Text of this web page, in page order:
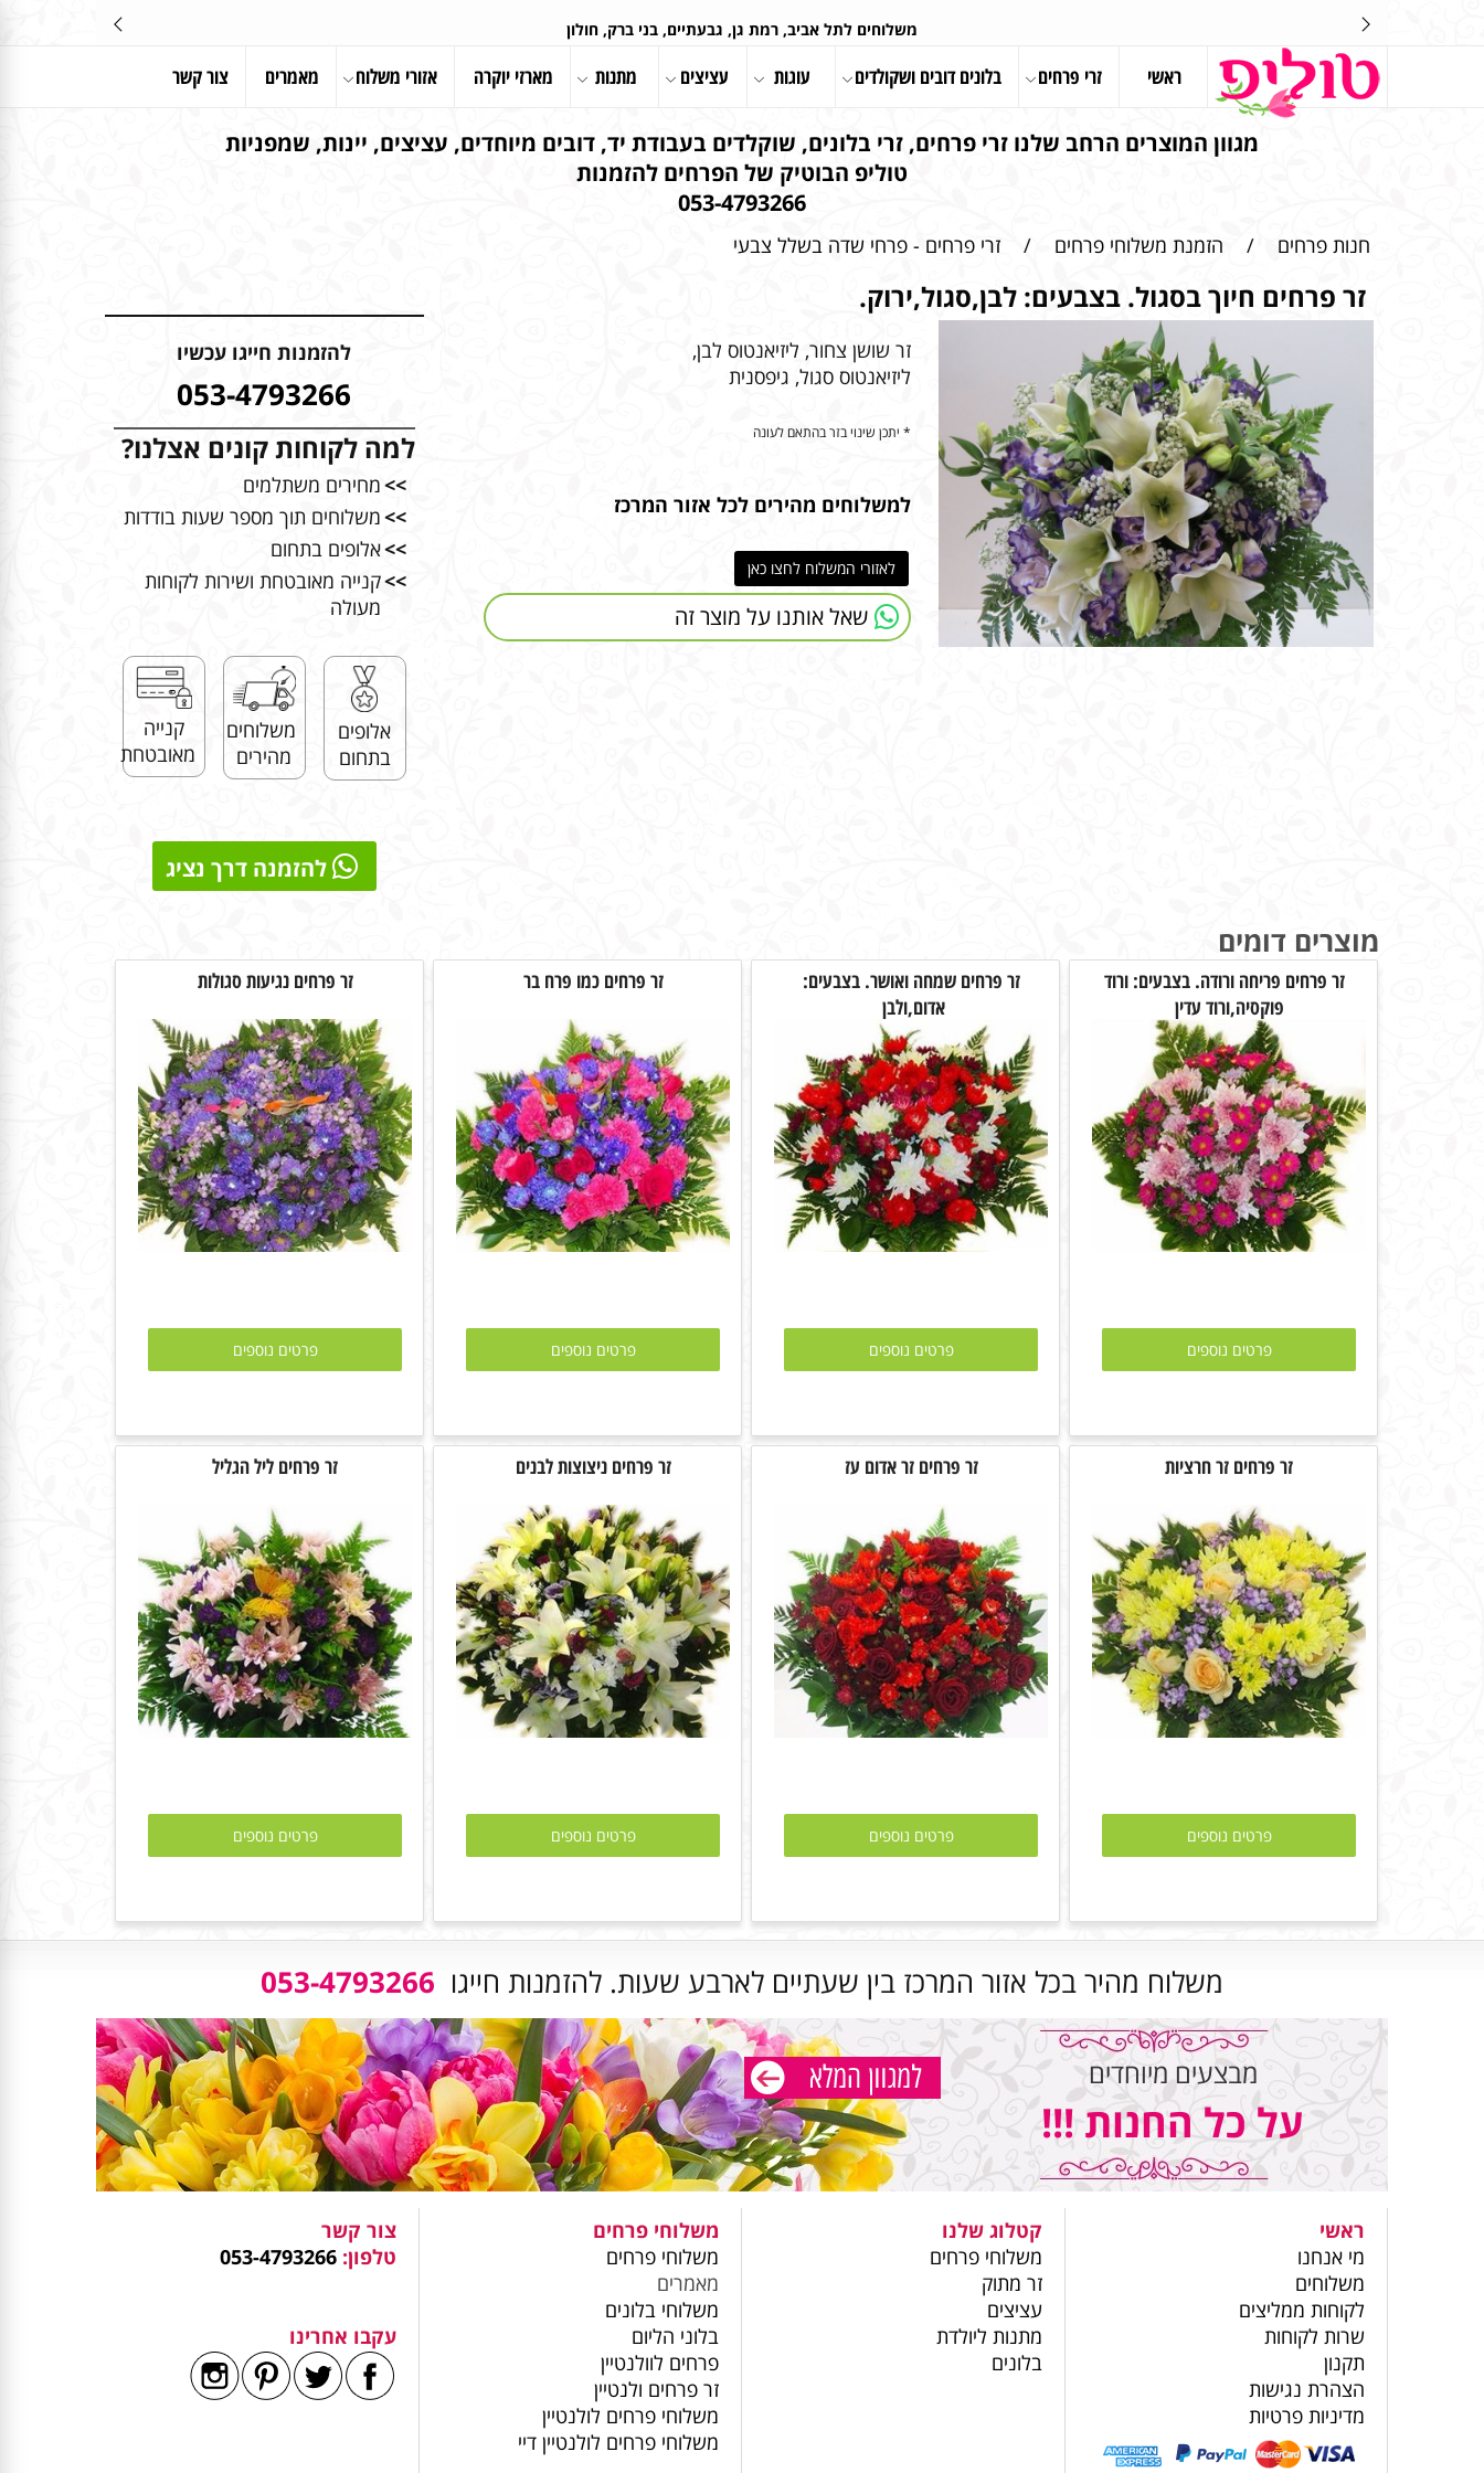
משלוחים לתל אביב, רמת גן, גבעתיים, בני ברק, חולון
ראשי זרי פרחים בלונים דובים ושקולדים עוגות עציצים מתנות מארזי יוקרה אזורי משלוח מאמרים צור קשר
מגוון המוצרים הרחב שלנו זרי פרחים, זרי בלונים, שוקלדים בעבודת יד, דובים מיוחדים, עציצים, יינות, שמפניות
טוליפ הבוטיק של הפרחים להזמנות
053-4793266
חנות פרחים / הזמנת משלוחי פרחים / זרי פרחים - פרחי שדה בשלל צבעי
זר פרחים חיוך בסגול. בצבעים: לבן,סגול,ירוק.
זר שושן צחור, ליזיאנטוס לבן,
ליזיאנטוס סגול, גיפסנית
* יתכן שינוי בזר בהתאם לעונה
למשלוחים מהירים לכל אזור המרכז
לאזורי המשלוח לחצו כאן
שאל אותנו על מוצר זה
להזמנות חייגו עכשיו
053-4793266
למה לקוחות קונים אצלנו?
>>מחירים משתלמים
>>משלוחים תוך מספר שעות בודדות
>>אלופים בתחום
>>קנייה מאובטחת ושירות לקוחות
מעולה
אלופים
בתחום
משלוחים
מהירים
קנייה
מאובטחת
להזמנה דרך נציג
מוצרים דומים
זר פרחים פריחה ורודה. בצבעים: ורוד
פוקסיה,ורוד עדין
פרטים נוספים
זר פרחים שמחה ואושר. בצבעים:
אדום,ולבן
פרטים נוספים
זר פרחים כמו פרח בר
פרטים נוספים
זר פרחים נגיעות סגולות
פרטים נוספים
זר פרחים זר חרציות
פרטים נוספים
זר פרחים זר אדום עז
פרטים נוספים
זר פרחים ניצוצות לבנים
פרטים נוספים
זר פרחים ליל הגליל
פרטים נוספים
משלוח מהיר בכל אזור המרכז בין שעתיים לארבע שעות. להזמנות חייגו 053-4793266
מבצעים מיוחדים
על כל החנות !!!
ראשי
מי אנחנו
משלוחים
לקוחות ממליצים
שרות לקוחות
תקנון
הצהרת נגישות
מדיניות פרטיות
קטלוג שלנו
משלוחי פרחים
זר מתוק
עציצים
מתנות ליולדת
בלונים
משלוחי פרחים
משלוחי פרחים
מאמרים
משלוחי בלונים
בלוני הליום
פרחים לוולנטיין
זר פרחים ולנטיין
משלוחי פרחים לולנטיין
משלוחי פרחים לולנטיין דיי
צור קשר
טלפון:053-4793266
עקבו אחרינו